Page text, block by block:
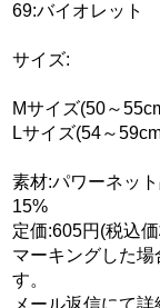
69:バイオレット
サイズ:
Mサイズ(50～
Lサイズ(54～
素材:パワーネッ
15%
定価:605円(税込
マーキングした
す。